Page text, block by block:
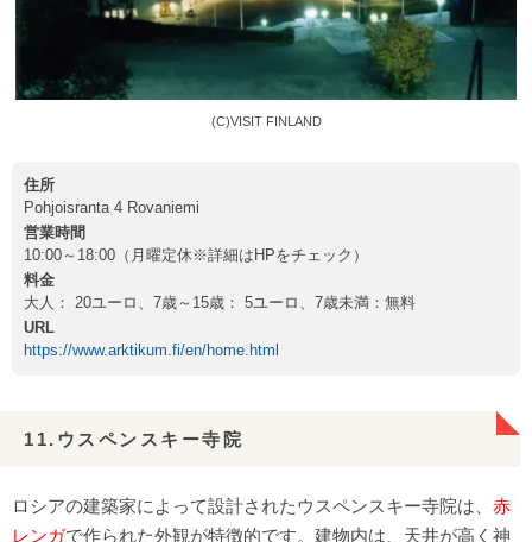
(C)VISIT FINLAND
住所
Pohjoisranta 4 Rovaniemi
営業時間
10:00～18:00（月曜定休※詳細はHPをチェック）
料金
大人： 20ユーロ、7歳～15歳： 5ユーロ、7歳未満：無料
URL
https://www.arktikum.fi/en/home.html
11.ウスペンスキー寺院
ロシアの建築家によって設計されたウスペンスキー寺院は、 赤
レンガで作られた外観が特徴的です。建物内は、天井が高く神